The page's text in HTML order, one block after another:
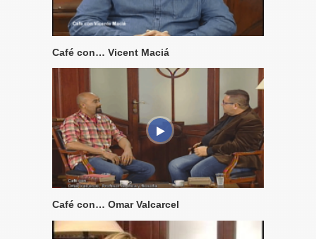
Café con… Vicent Maciá
Café con… Omar Valcarcel